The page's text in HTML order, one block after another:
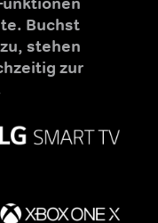
Buchst
stehen
zur